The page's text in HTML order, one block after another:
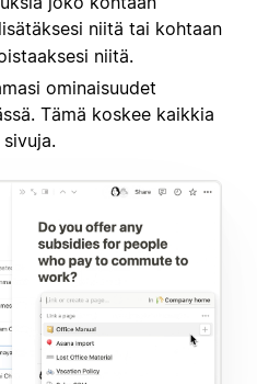
lisätäksesi niitä tai kohtaan
niitä.
ominaisuudet
Tämä koskee kaikkia